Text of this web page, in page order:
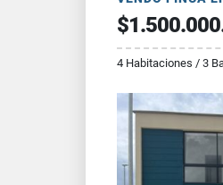
4 Habitaciones / 3